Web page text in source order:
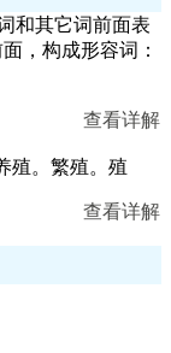
和其它词前面表
，构成形容词：
查看详解
殖。繁殖。殖
查看详解